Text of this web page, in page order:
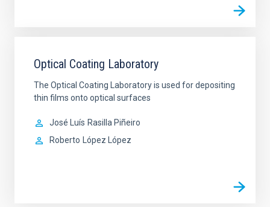
Optical Coating Laboratory
The Optical Coating Laboratory is used for depositing
thin films onto optical surfaces
José Luís Rasilla Piñeiro
Roberto
López López